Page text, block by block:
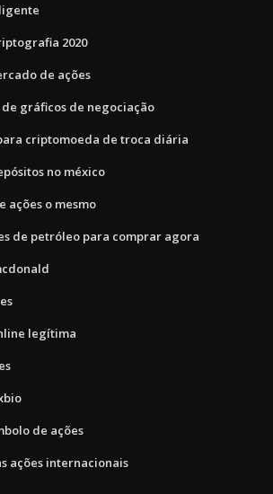
2020
de ações
gráficos de negociação
criptomoeda de troca diária
no méxico
ações o mesmo
de petróleo para comprar agora
legítima
de ações
ações internacionais